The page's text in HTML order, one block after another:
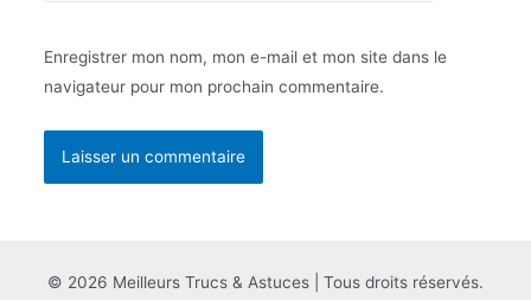
Enregistrer mon nom, mon e-mail et mon site dans le
navigateur pour mon prochain commentaire.
© 2026 Meilleurs Trucs & Astuces | Tous droits réservés.